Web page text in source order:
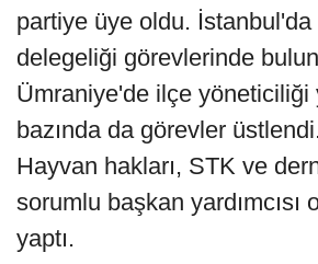
partiye üye oldu.
delegeliği görevlerinde
Ümraniye'de ilçe yöneticiliği
bazında da görevler
Hayvan hakları, STK ve
sorumlu başkan yardımcısı
yaptı.